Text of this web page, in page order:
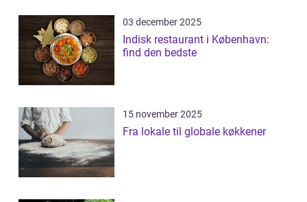
03 december 2025
Indisk restaurant i København:
find den bedste
15 november 2025
Fra lokale til globale køkkener